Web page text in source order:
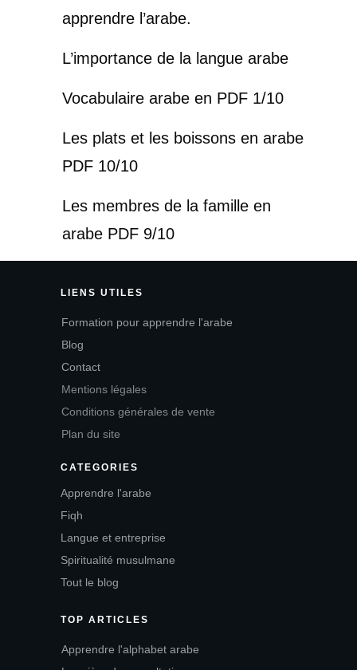
apprendre l’arabe.
L’importance de la langue arabe
Vocabulaire arabe en PDF 1/10
Les plats et les boissons en arabe
PDF 10/10
Les membres de la famille en
arabe PDF 9/10
LIENS UTILES
Formation pour apprendre l'arabe
Blog
Contact
Mentions légales
Conditions générales de vente
Plan du site
CATEGORIES
Apprendre l'arabe
Fiqh
Langue et entreprise
Spiritualité musulmane
Tout le blog
TOP ARTICLES
Apprendre l'alphabet arabe